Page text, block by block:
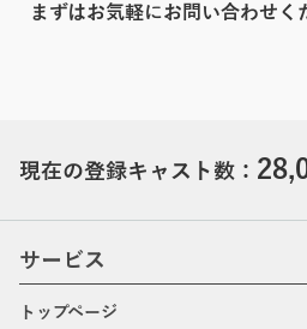
まずはお気軽にお問い合わせく
現在の登録キャスト数：
サービス
トップページ